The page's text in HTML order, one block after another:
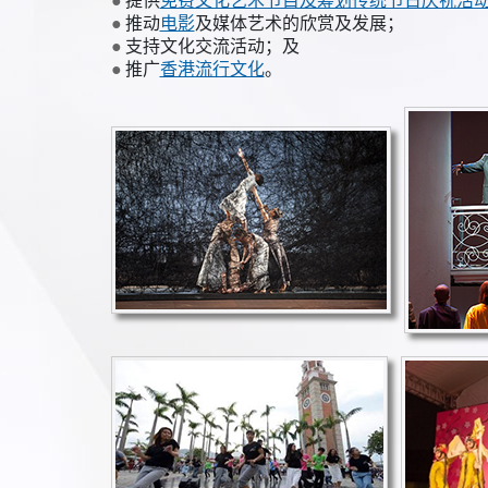
推动电影及媒体艺术的欣赏及发展；
支持文化交流活动；及
推广香港流行文化。